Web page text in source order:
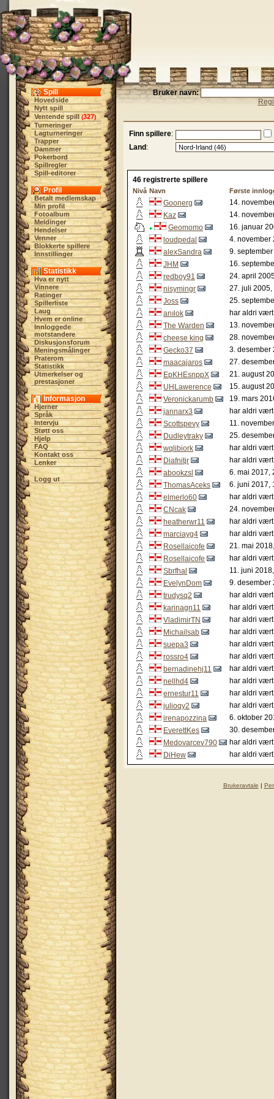
Spill
Hovedside
Nytt spill
Ventende spill (327)
Turneringer
Lagturneringer
Trapper
Dammer
Pokerbord
Spillregler
Spill-editorer
Profil
Betalt medlemskap
Min profil
Fotoalbum
Meldinger
Hendelser
Venner
Blokkerte spillere
Innstillinger
Statistikk
Hva er nytt
Vinnere
Ratinger
Spillerliste
Laug
Hvem er online
Innloggede
motstandere
Diskusjonsforum
Meningsmålinger
Praterom
Statistikk
Utmerkelser og
prestasjoner
Informasjon
Hjerner
Språk
Intervju
Støtt oss
Hjelp
FAQ
Kontakt oss
Lenker
Logg ut
Bruker navn:
Finn spillere:
Land :
46 registrerte spillere
Nivå Navn Første
Goonerg
14.
Kaz
14.
Geomomo
16. januar
loudpedal
4. november
alexSandra
9.
JHM
16.
redboy91
24. april
nisymingr
27. juli 2005,
Joss
25.
anılok
har aldri
The Warden
13.
cheese king
28.
Gecko37
3. desember
maacajaros
27.
EpKHEsnppX
21. august
UHLawerence
15. august
Veroniсkarumb
19. mars
jannarx3
har aldri
Scottspevy
11.
Dudleytraky
25.
wqlibiork
har aldri
Diafnitjr
har aldri
abookzsl
6. mai 2017,
ThomasAceks
6. juni 2017,
elmerlo60
har aldri
CNcak
24.
heatherwr11
har aldri
marciayg4
har aldri
Rosellaicofe
21. mai
Rosellaicofe
har aldri
Sbrfhal
11. juni
EvelynDom
9. desember
trudysq2
har aldri
karinagn11
har aldri
VladimirTN
har aldri
Michailsab
har aldri
suepa3
har aldri
rossro4
har aldri
bernadinehj11
har aldri
nellhd4
har aldri
ernestur11
har aldri
julioqy2
har aldri
irenapozzina
6. oktober
EverettKes
30.
Medovarcev790
har aldri
DiHew
har aldri
Brukeravtale |